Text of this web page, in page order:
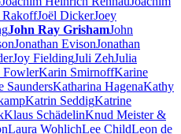
RakoffJoël DickerJoey
John Ray GrishamJohn
Jonathan EvisonJonathan
Joy FieldingJuli ZehJulia
FowlerKarin SmirnoffKarine
SaundersKatharina HagenaKathy
Katrin SeddigKatrine
Klaus SchädelinKnud Meister &
Laura WohlichLee ChildLeon de